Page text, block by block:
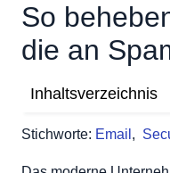
So
die an
Stichworte: Email ,
Inhaltsverzeichnis
gelangen?